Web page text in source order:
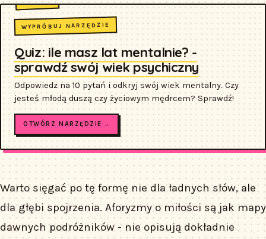
WYPRÓBUJ NARZĘDZIE
Quiz: ile masz lat mentalnie? -
sprawdź swój wiek psychiczny
Odpowiedz na 10 pytań i odkryj swój wiek mentalny. Czy
jesteś młodą duszą czy życiowym mędrcem? Sprawdź!
OTWÓRZ NARZĘDZIE →
Warto sięgać po tę formę nie dla ładnych słów, ale
dla głębi spojrzenia. Aforyzmy o miłości są jak mapy
dawnych podróżników - nie opisują dokładnie